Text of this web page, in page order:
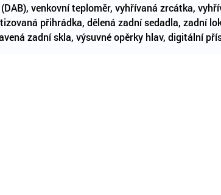
venkovní teploměr, vyhřívaná zrcátka,
přihrádka, dělená zadní sedadla, zadní
zadní skla, výsuvné opěrky hlav, digitální